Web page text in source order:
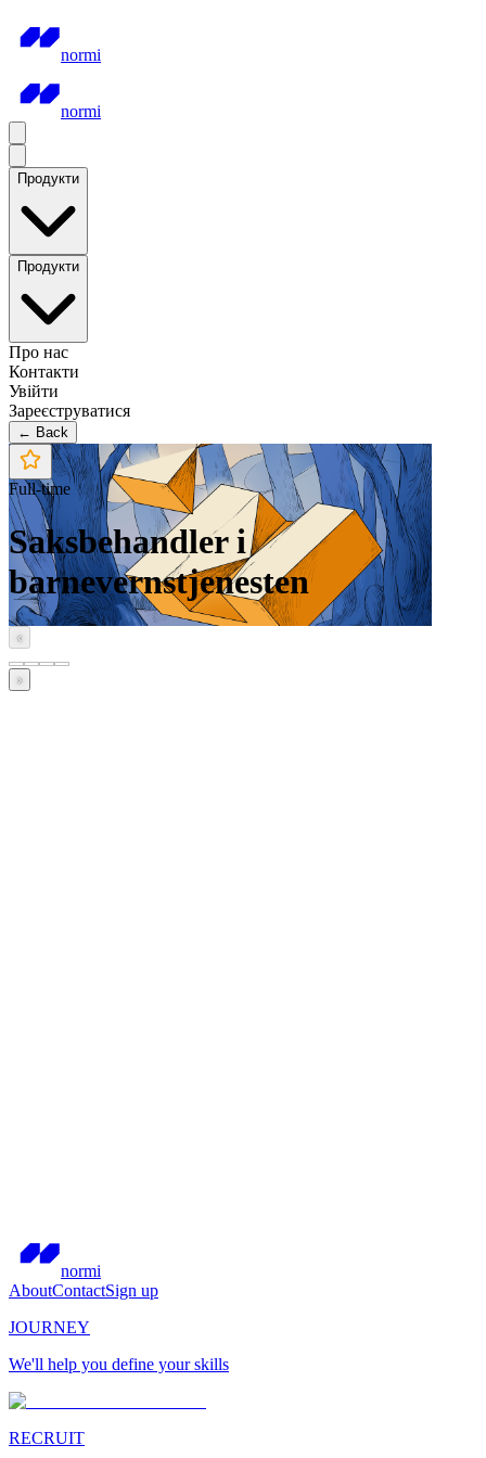
normi
normi
Продукти
Продукти
Про нас
Контакти
Увійти
Зареєструватися
← Back
Full-time
Saksbehandler i
barnevernstjenesten
‹
›
normi
AboutContactSign up
JOURNEY
We'll help you define your skills
RECRUIT